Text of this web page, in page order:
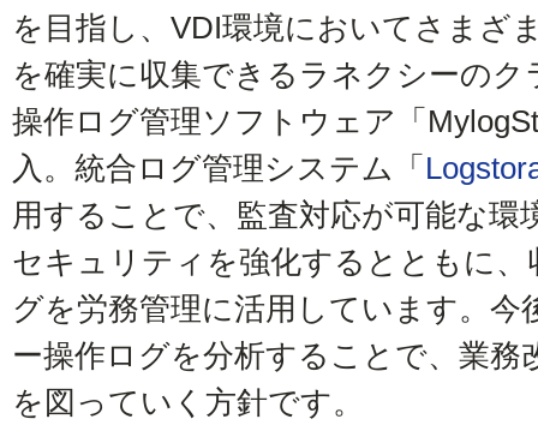
を目指し、VDI環境においてさまざ
を確実に収集できるラネクシーのク
操作ログ管理ソフトウェア「
入。統合ログ管理システム「
用することで、監査対応が可能な環
セキュリティを強化するとともに、
グを労務管理に活用しています。今
ー操作ログを分析することで、業務
を図っていく方針です。